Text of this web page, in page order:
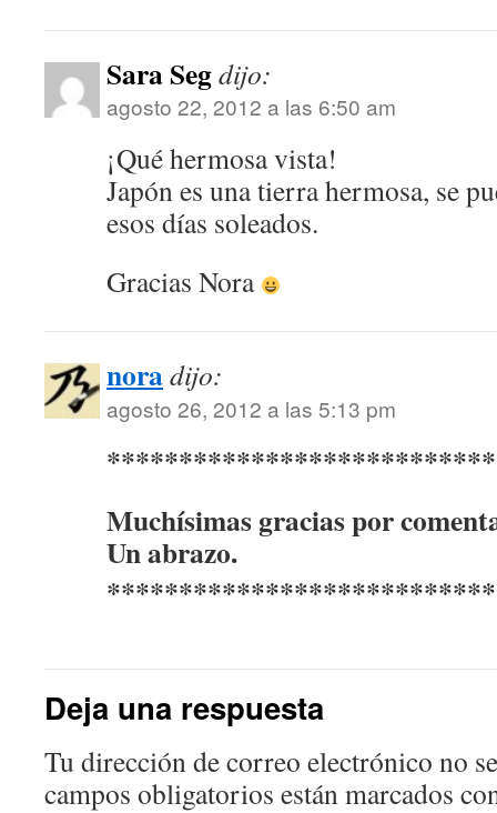
Sara Segdijo:
agosto 22, 2012 a las 6:50 am
¡Qué hermosa vista!
Japón es una tierra hermosa, se
esos días soleados.
Gracias Nora
noradijo:
agosto 26, 2012 a las 5:13 pm
***************************
Muchísimas gracias por
Un abrazo.
***************************
Deja una respuesta
Tu dirección de correo electrónico no
campos obligatorios están marcados